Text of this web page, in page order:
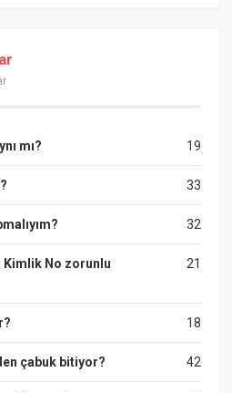
19
mı?
33
32
21
Kimlik No zorunlu
18
42
çabuk bitiyor?